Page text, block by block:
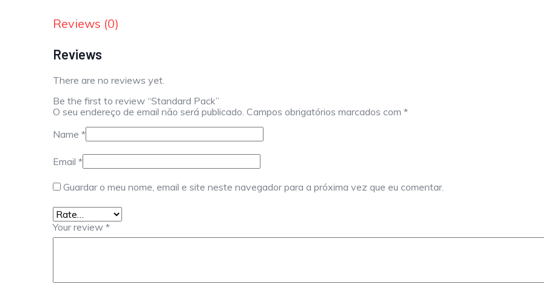
Reviews (0)
Reviews
There are no reviews yet.
Be the first to review “Standard Pack”
O seu endereço de email não será publicado. Campos obrigatórios marcados com *
Name *
Email *
Guardar o meu nome, email e site neste navegador para a próxima vez que eu comentar.
Your review *